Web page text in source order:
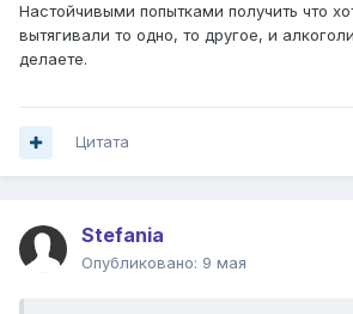
Настойчивыми попытками получить что
вытягивали то одно, то другое, и
делаете.
Цитата
Stefania
Опубликовано: 9 мая